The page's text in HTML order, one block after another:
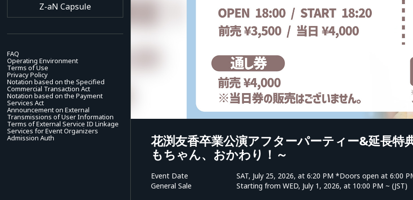
Z-aN Capsule
FAQ
Operating Environment
Terms of Use
Privacy Policy
Notation based on the Specified
Commercial Transaction Act
Notation based on the Payment
Services Act
Announcement on External
Transmissions of User Information
Terms of External Service ID Linkage
Services for Event Organizers
Admission Auth
花渕友香卒業公演アフターパーティー&延長特
もちゃん、おかわり！～
Event Date
SAT, July 25, 2026, at 6:20 PM *Doors open at 6:00
General Sale
Starting from WED, July 1, 2026, at 10:00 PM ~ (JST)